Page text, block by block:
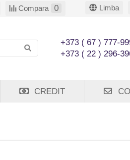
Compara 0 Limba
+373 ( 67 ) 777-
+373 ( 22 ) 296-
CREDIT